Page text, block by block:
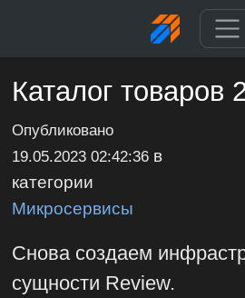
Каталог товаров
Опубликовано
19.05.2023 02:42:36 в
категории
Микросервисы
Снова создаем
сущности Review.